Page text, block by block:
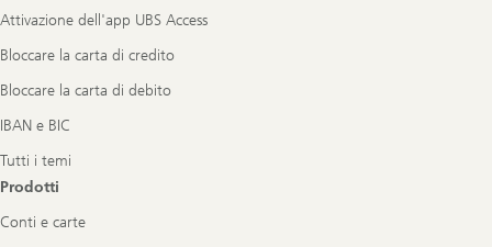
Attivazione dell'app UBS Access
Bloccare la carta di credito
Bloccare la carta di debito
IBAN e BIC
Tutti i temi
Prodotti
Conti e carte